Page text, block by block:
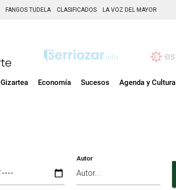
FANGOS TUDELA CLASIFICADOS LA VOZ DEL MAYOR
Gizartea Economía Sucesos Agenda y Cultura
Autor